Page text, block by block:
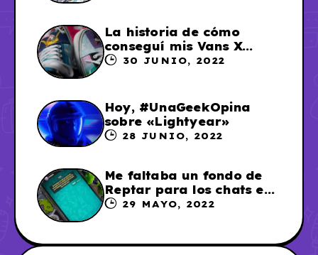
La historia de cómo
conseguí mis Vans X
Sailor Moon
30 JUNIO, 2022
Hoy, #UnaGeekOpina
sobre «Lightyear»
28 JUNIO, 2022
Me faltaba un fondo de
Reptar para los chats en
WhatsApp, así que me lo
29 MAYO, 2022